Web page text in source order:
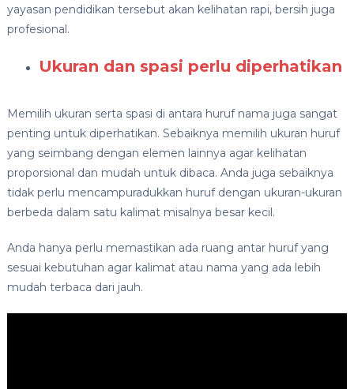
yayasan pendidikan tersebut akan kelihatan rapi, bersih juga
profesional.
Ukuran dan spasi perlu diperhatikan
Memilih ukuran serta spasi di antara huruf nama juga sangat
penting untuk diperhatikan. Sebaiknya memilih ukuran huruf
yang seimbang dengan elemen lainnya agar kelihatan
proporsional dan mudah untuk dibaca. Anda juga sebaiknya
tidak perlu mencampuradukkan huruf dengan ukuran-ukuran
berbeda dalam satu kalimat misalnya besar kecil.
Anda hanya perlu memastikan ada ruang antar huruf yang
sesuai kebutuhan agar kalimat atau nama yang ada lebih
mudah terbaca dari jauh.